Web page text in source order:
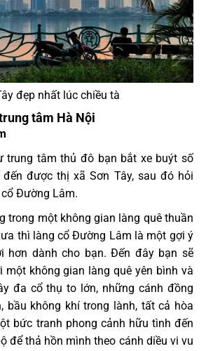
đẹp nhất lúc chiều tà
tâm Hà Nội
trung tâm thủ đô bạn bắt xe buýt số
được thị xã Sơn Tây, sau đó hỏi
Đường Lâm.
trong một không gian làng quê thuần
thì làng cổ Đường Lâm là một gợi ý
hơn dành cho bạn. Đến đây bạn sẽ
một không gian làng quê yên bình và
đa cổ thụ to lớn, những cánh đồng
bầu không khí trong lành, tất cả hòa
bức tranh phong cảnh hữu tình đến
để thả hồn mình theo cánh diều vi vu